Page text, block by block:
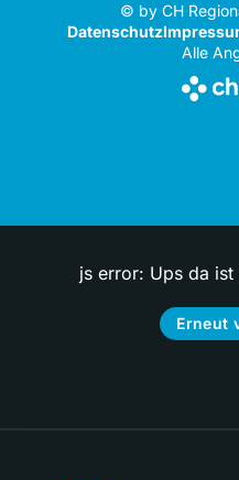
© by CH
Datenschutz
Alle
js error: Ups da
Erneut